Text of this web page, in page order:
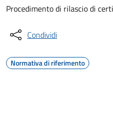
Procedimento di rilascio di
Condividi
Normativa di riferimento